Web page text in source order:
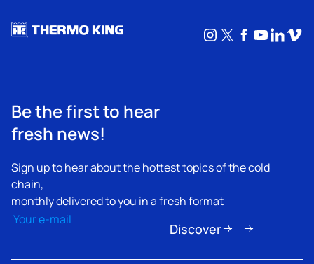
Instagram
X Facebook
Be the first to hear
fresh news!
Sign up to hear about the hottest topics of the cold
chain,
monthly delivered to you in a fresh format
Email(Nécessaire)
Discover